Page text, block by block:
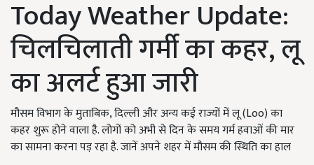
Today Weather Update:
चिलचिलाती गर्मी का कहर, लू
का अलर्ट हुआ जारी
मौसम विभाग के मुताबिक, दिल्ली और अन्य कई राज्यों में लू (Loo) का
कहर शुरू होने वाला है. लोगों को अभी से दिन के समय गर्म हवाओं की मार
का सामना करना पड़ रहा है. जानें अपने शहर में मौसम की स्थिति का हाल